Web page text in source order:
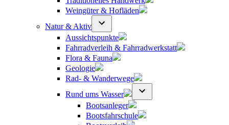
Weingüter & Hofläden
Natur & Aktiv
Aussichtspunkte
Fahrradverleih & Fahrradwerkstatt
Flora & Fauna
Geologie
Rad- & Wanderwege
Rund ums Wasser
Bootsanleger
Bootsfahrschule